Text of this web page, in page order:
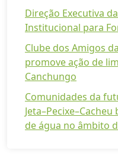
Direção Executiva
Institucional para
Clube dos Amigos
promove ação de
Canchungo
Comunidades da
de água no âmbito